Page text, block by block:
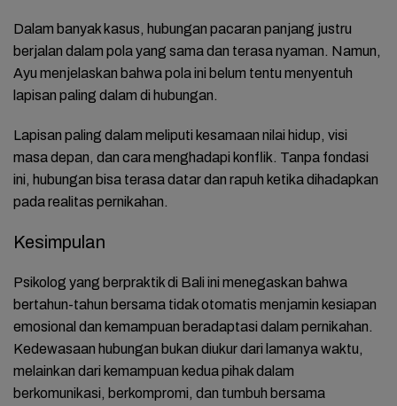
Dalam banyak kasus, hubungan pacaran panjang justru
berjalan dalam pola yang sama dan terasa nyaman. Namun,
Ayu menjelaskan bahwa pola ini belum tentu menyentuh
lapisan paling dalam di hubungan.
Lapisan paling dalam meliputi kesamaan nilai hidup, visi
masa depan, dan cara menghadapi konflik. Tanpa fondasi
ini, hubungan bisa terasa datar dan rapuh ketika dihadapkan
pada realitas pernikahan.
Kesimpulan
Psikolog yang berpraktik di Bali ini menegaskan bahwa
bertahun-tahun bersama tidak otomatis menjamin kesiapan
emosional dan kemampuan beradaptasi dalam pernikahan.
Kedewasaan hubungan bukan diukur dari lamanya waktu,
melainkan dari kemampuan kedua pihak dalam
berkomunikasi, berkompromi, dan tumbuh bersama